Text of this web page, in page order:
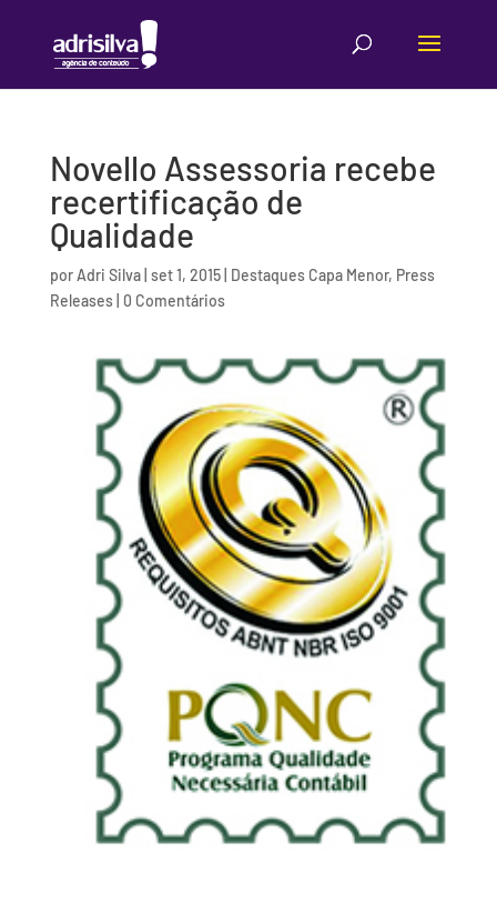
Novello Assessoria recebe
recertificação de
Qualidade
porAdri Silva| set 1, 2015| Destaques Capa Menor, Press
Releases| 0 Comentários